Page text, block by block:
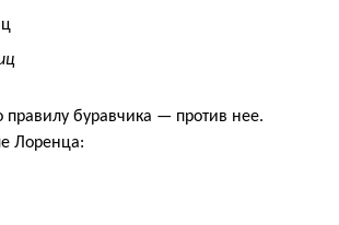
правилу буравчика — против нее.
Лоренца: